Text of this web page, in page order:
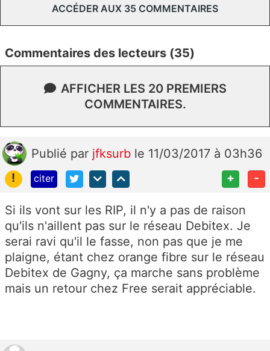
ACCÉDER AUX 35 COMMENTAIRES
Commentaires des lecteurs (35)
AFFICHER LES 20 PREMIERS
COMMENTAIRES.
Publié par jfksurb le 11/03/2017 à 03h36
!
citer + -
Si ils vont sur les RIP, il n'y a pas de raison
qu'ils n'aillent pas sur le réseau Debitex. Je
serai ravi qu'il le fasse, non pas que je me
plaigne, étant chez orange fibre sur le réseau
Debitex de Gagny, ça marche sans problème
mais un retour chez Free serait appréciable.